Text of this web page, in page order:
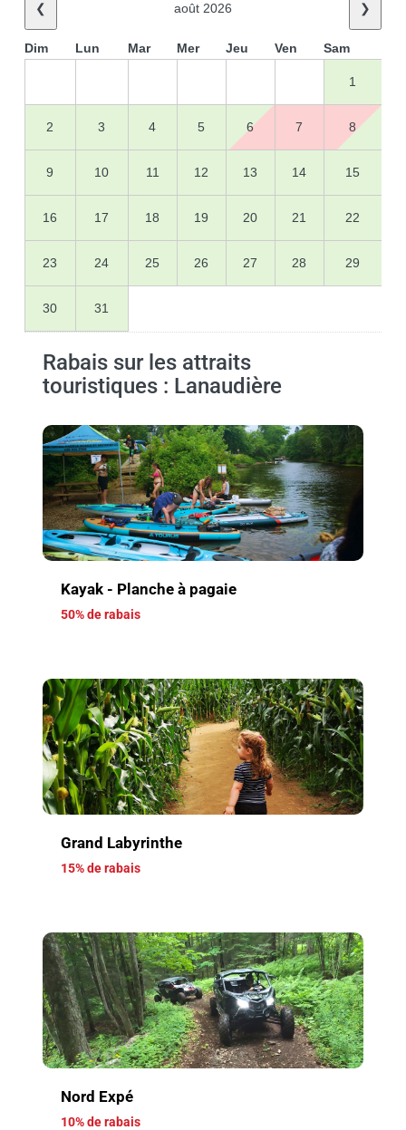
❮ août 2026 ❯
Dim Lun Mar Mer Jeu Ven Sam
1
2 3 4 5 6 7 8
9 10 11 12 13 14 15
16 17 18 19 20 21 22
23 24 25 26 27 28 29
30 31
Rabais sur les attraits
touristiques : Lanaudière
Kayak - Planche à pagaie
50% de rabais
Grand Labyrinthe
15% de rabais
Nord Expé
10% de rabais